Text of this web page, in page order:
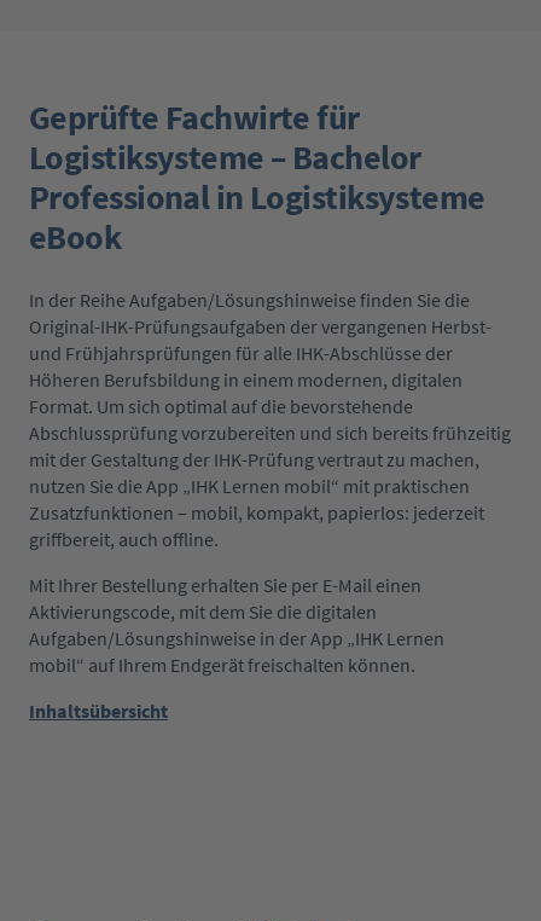
Geprüfte Fachwirte für
Logistiksysteme – Bachelor
Professional in Logistiksysteme
eBook
In der Reihe Aufgaben/Lösungshinweise finden Sie die
Original-IHK-Prüfungsaufgaben der vergangenen Herbst-
und Frühjahrsprüfungen für alle IHK-Abschlüsse der
Höheren Berufsbildung in einem modernen, digitalen
Format. Um sich optimal auf die bevorstehende
Abschlussprüfung vorzubereiten und sich bereits frühzeitig
mit der Gestaltung der IHK-Prüfung vertraut zu machen,
nutzen Sie die App „IHK Lernen mobil“ mit praktischen
Zusatzfunktionen – mobil, kompakt, papierlos: jederzeit
griffbereit, auch offline.
Mit Ihrer Bestellung erhalten Sie per E-Mail einen
Aktivierungscode, mit dem Sie die digitalen
Aufgaben/Lösungshinweise in der App „IHK Lernen
mobil“ auf Ihrem Endgerät freischalten können.
Inhaltsübersicht